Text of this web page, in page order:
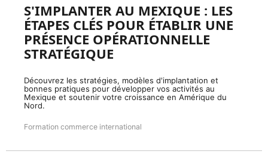
S'IMPLANTER AU MEXIQUE : LES
ÉTAPES CLÉS POUR ÉTABLIR UNE
PRÉSENCE OPÉRATIONNELLE
STRATÉGIQUE
Découvrez les stratégies, modèles d'implantation et
bonnes pratiques pour développer vos activités au
Mexique et soutenir votre croissance en Amérique du
Nord.
Formation commerce international